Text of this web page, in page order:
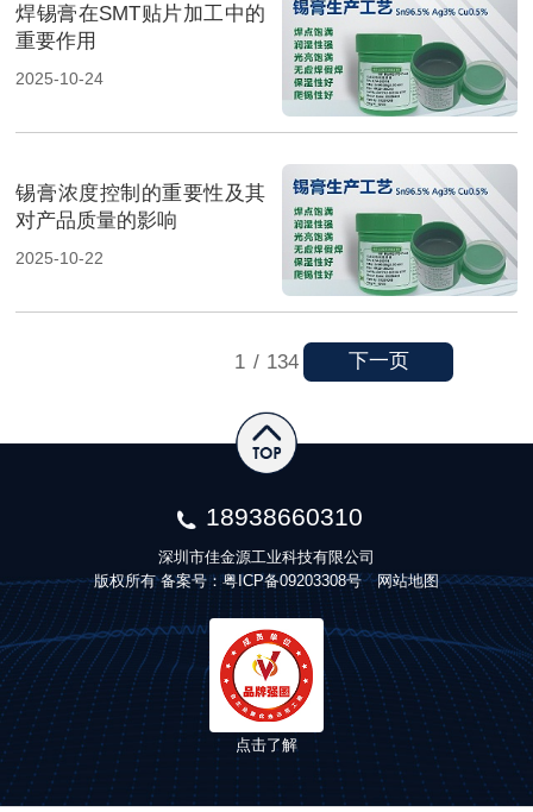
焊锡膏在SMT贴片加工中的
重要作用
2025-10-24
锡膏浓度控制的重要性及其
对产品质量的影响
2025-10-22
1 / 134 下一页
18938660310
深圳市佳金源工业科技有限公司
版权所有 备案号：粤ICP备09203308号 网站地图
点击了解